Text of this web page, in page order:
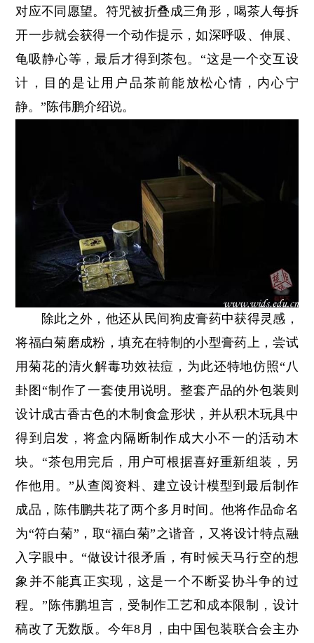
对应不同愿望。符咒被折叠成三角形，喝茶人每拆
开一步就会获得一个动作提示，如深呼吸、伸展、
龟吸静心等，最后才得到茶包。“这是一个交互设
计，目的是让用户品茶前能放松心情，内心宁
静。”陈伟鹏介绍说。
除此之外，他还从民间狗皮膏药中获得灵感，
将福白菊磨成粉，填充在特制的小型膏药上，尝试
用菊花的清火解毒功效祛痘，为此还特地仿照“八
卦图“制作了一套使用说明。整套产品的外包装则
设计成古香古色的木制食盒形状，并从积木玩具中
得到启发，将盒内隔断制作成大小不一的活动木
块。“茶包用完后，用户可根据喜好重新组装，另
作他用。”从查阅资料、建立设计模型到最后制作
成品，陈伟鹏共花了两个多月时间。他将作品命名
为“符白菊”，取“福白菊”之谐音，又将设计特点融
入字眼中。“做设计很矛盾，有时候天马行空的想
象并不能真正实现，这是一个不断妥协斗争的过
程。”陈伟鹏坦言，受制作工艺和成本限制，设计
稿改了无数版。今年8月，由中国包装联合会主办